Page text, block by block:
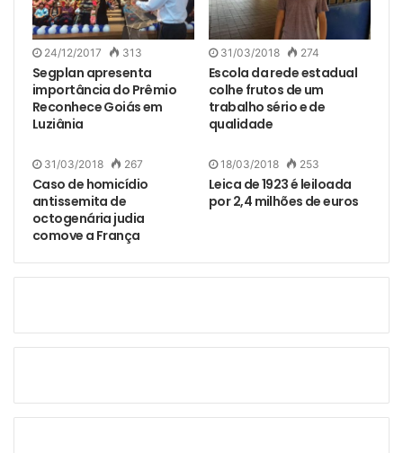
24/12/2017 313
Segplan apresenta
importância do Prêmio
Reconhece Goiás em
Luziânia
31/03/2018 274
Escola da rede estadual
colhe frutos de um
trabalho sério e de
qualidade
31/03/2018 267
Caso de homicídio
antissemita de
octogenária judia
comove a França
18/03/2018 253
Leica de 1923 é leiloada
por 2,4 milhões de euros